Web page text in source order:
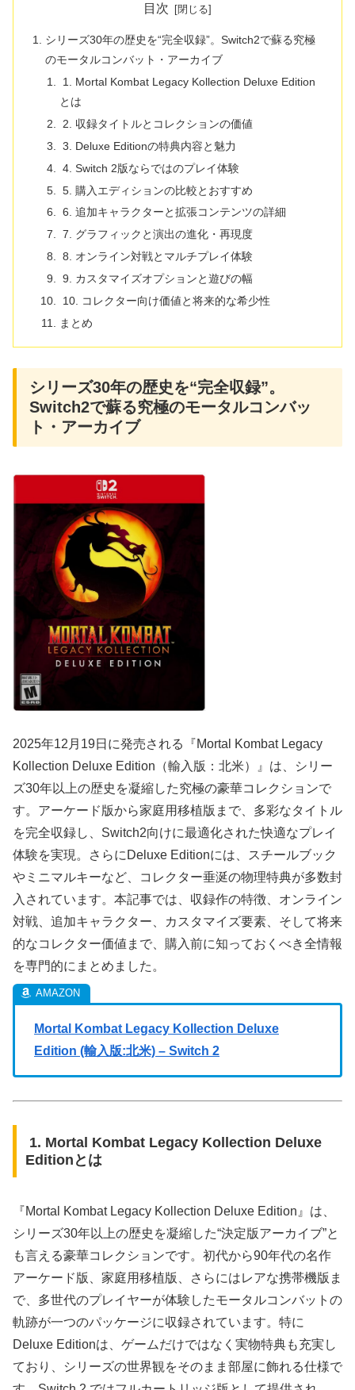
目次
シリーズ30年の歴史を“完全収録”。Switch2で蘇る究極
のモータルコンバット・アーカイブ
1. Mortal Kombat Legacy Kollection Deluxe Edition
とは
2. 収録タイトルとコレクションの価値
3. Deluxe Editionの特典内容と魅力
4. Switch 2版ならではのプレイ体験
5. 購入エディションの比較とおすすめ
6. 追加キャラクターと拡張コンテンツの詳細
7. グラフィックと演出の進化・再現度
8. オンライン対戦とマルチプレイ体験
9. カスタマイズオプションと遊びの幅
10. コレクター向け価値と将来的な希少性
まとめ
シリーズ30年の歴史を“完全収録”。
Switch2で蘇る究極のモータルコンバッ
ト・アーカイブ
2025年12月19日に発売される『Mortal Kombat Legacy
Kollection Deluxe Edition（輸入版：北米）』は、シリー
ズ30年以上の歴史を凝縮した究極の豪華コレクションで
す。アーケード版から家庭用移植版まで、多彩なタイトル
を完全収録し、Switch2向けに最適化された快適なプレイ
体験を実現。さらにDeluxe Editionには、スチールブック
やミニマルキーなど、コレクター垂涎の物理特典が多数封
入されています。本記事では、収録作の特徴、オンライン
対戦、追加キャラクター、カスタマイズ要素、そして将来
的なコレクター価値まで、購入前に知っておくべき全情報
を専門的にまとめました。
Mortal Kombat Legacy Kollection Deluxe
Edition (輸入版:北米) – Switch 2
1. Mortal Kombat Legacy Kollection Deluxe
Editionとは
『Mortal Kombat Legacy Kollection Deluxe Edition』は、
シリーズ30年以上の歴史を凝縮した“決定版アーカイブ”と
も言える豪華コレクションです。初代から90年代の名作
アーケード版、家庭用移植版、さらにはレアな携帯機版ま
で、多世代のプレイヤーが体験したモータルコンバットの
軌跡が一つのパッケージに収録されています。特に
Deluxe Editionは、ゲームだけではなく実物特典も充実し
ており、シリーズの世界観をそのまま部屋に飾れる仕様で